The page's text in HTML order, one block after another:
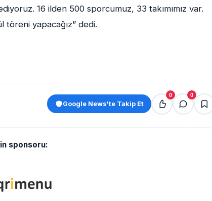
16 ilden 500 sporcumuz, 33 takımımız var.
töreni yapacağız” dedi.
Google News'te Takip Et
0 0
sponsoru: